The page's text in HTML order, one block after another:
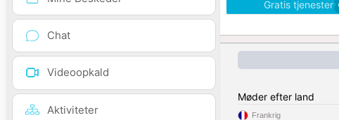
Chat
Videoopkald
Aktiviteter
Gratis tjenester
Møder efter land
Frankrig